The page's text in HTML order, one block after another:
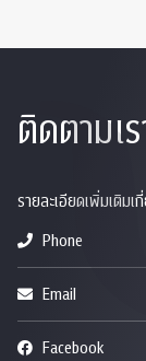
ติดตามเ
รายละเอียดเพิ่มเติม
Phone
Email
Facebook